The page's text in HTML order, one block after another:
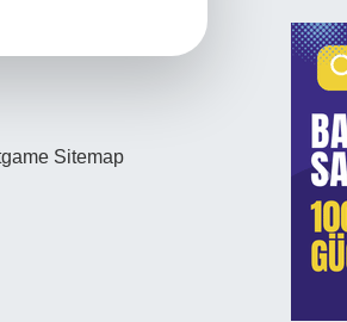
Sitemap